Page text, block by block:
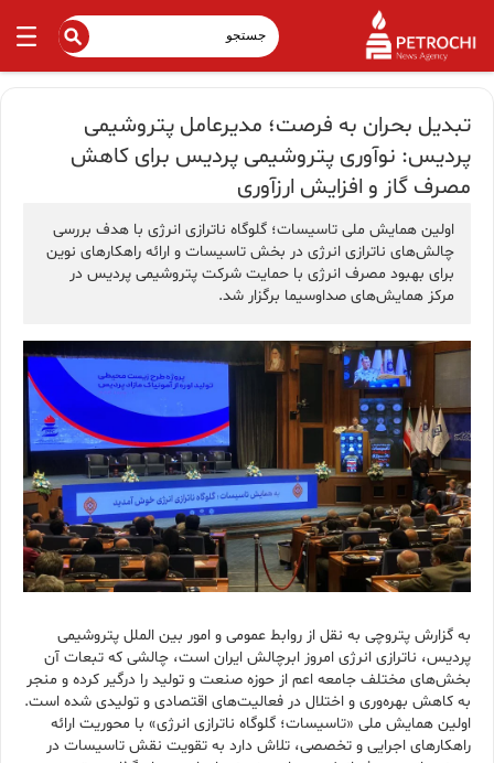
تبدیل بحران به فرصت؛ مدیرعامل پتروشیمی
پردیس: نوآوری پتروشیمی پردیس برای كاهش
مصرف گاز و افزایش ارزآوری
اولین همایش ملی تاسیسات؛ گلوگاه ناترازی انرژی با هدف بررسی
چالش‌های ناترازی انرژی در بخش تاسیسات و ارائه راهکارهای نوین
برای بهبود مصرف انرژی با حمایت شرکت پتروشیمی پردیس در
مرکز همایش‌های صداو‌سیما برگزار شد.
به گزارش پتروچی به نقل از روابط عمومی و امور بین الملل پتروشیمی
پردیس، ناترازی انرژی امروز ابرچالش ایران است، چالشی که تبعات آن
بخش‌های مختلف جامعه اعم از حوزه صنعت و تولید را درگیر کرده و منجر
به کاهش بهره‌وری و اختلال در فعالیت‌های اقتصادی و تولیدی شده است.
اولین همایش ملی «تاسیسات؛ گلوگاه ناترازی انرژی» با محوریت ارائه
راهکارهای اجرایی و تخصصی، تلاش دارد به تقویت نقش تاسیسات در